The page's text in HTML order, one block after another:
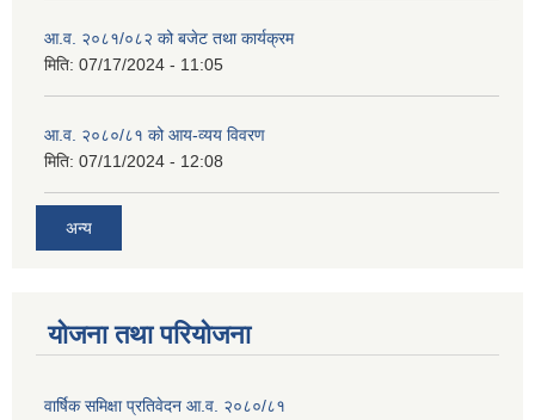
आ.व. २०८१/०८२ को बजेट तथा कार्यक्रम
मिति: 07/17/2024 - 11:05
आ.व. २०८०/८१ को आय-व्यय विवरण
मिति: 07/11/2024 - 12:08
अन्य
योजना तथा परियोजना
वार्षिक समिक्षा प्रतिवेदन आ.व. २०८०/८१